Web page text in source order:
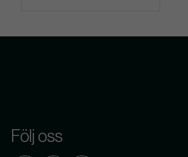
Följ oss